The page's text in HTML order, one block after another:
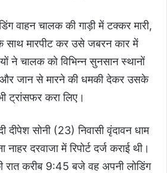
वाहन चालक की गाड़ी में टक्कर मारी,
साथ मारपीट कर उसे जबरन कार में
ने चालक को विभिन्न सुनसान स्थानों
और जान से मारने की धमकी देकर उसके
ट्रांसफर करा लिए।
दीपेश सोनी (23) निवासी वृंदावन धाम
दरवाजा में रिपोर्ट दर्ज कराई थी।
रात करीब 9:45 बजे वह अपनी लोडिंग